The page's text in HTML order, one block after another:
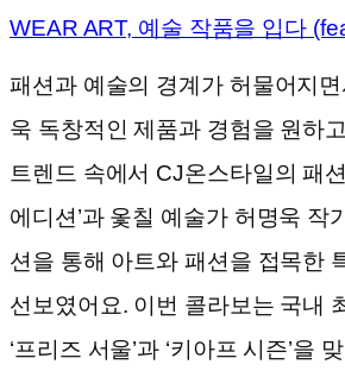
WEAR ART, 예술 작품을 입다
패션과 예술의 경계가 허물어지
욱 독창적인 제품과 경험을 원하
트렌드 속에서 CJ온스타일의 패
에디션’과 옻칠 예술가 허명욱 작
션을 통해 아트와 패션을 접목한
선보였어요. 이번 콜라보는 국내
‘프리즈 서울’과 ‘키아프 시즌’을